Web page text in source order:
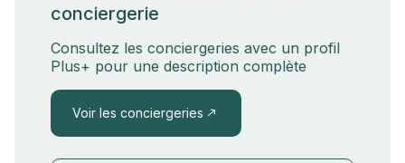
conciergerie
Consultez les conciergeries avec un profil
Plus+ pour une description complète
Voir les conciergeries